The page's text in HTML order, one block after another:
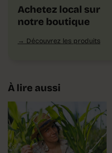
Achetez local sur
notre boutique
Découvrez les produits
À lire aussi